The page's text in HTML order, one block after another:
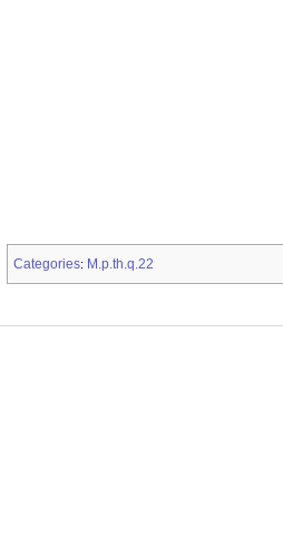
Categories: M.p.th.q.22